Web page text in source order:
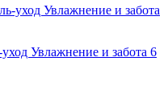
Увлажнение и забота 6